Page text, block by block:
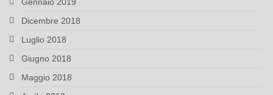
Dicembre 2018
Luglio 2018
Giugno 2018
Maggio 2018